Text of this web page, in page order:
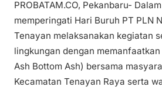
PROBATAM.CO, Pekanbaru-
memperingati Hari Buruh PT PLN
Tenayan melaksanakan kegiatan
lingkungan dengan
Ash Bottom Ash) bersama
Kecamatan Tenayan Raya serta